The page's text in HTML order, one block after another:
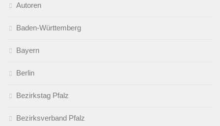
Autoren
Baden-Württemberg
Bayern
Berlin
Bezirkstag Pfalz
Bezirksverband Pfalz